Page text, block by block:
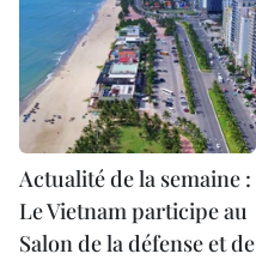
Actualité de la semaine :
Le Vietnam participe au
Salon de la défense et de